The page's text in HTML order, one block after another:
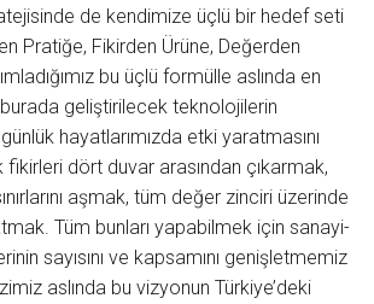
de kendimize üçlü bir hedef seti
Pratiğe, Fikirden Ürüne, Değerden
bu üçlü formülle aslında en
geliştirilecek teknolojilerin
hayatlarımızda etki yaratmasını
dört duvar arasından çıkarmak,
aşmak, tüm değer zinciri üzerinde
Tüm bunları yapabilmek için sanayi-
sayısını ve kapsamını genişletmemiz
aslında bu vizyonun Türkiye’deki